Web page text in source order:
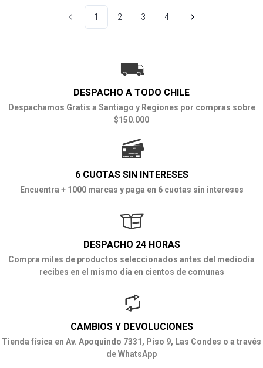
1 2 3 4
DESPACHO A TODO CHILE
Despachamos Gratis a Santiago y Regiones por compras sobre
$150.000
6 CUOTAS SIN INTERESES
Encuentra + 1000 marcas y paga en 6 cuotas sin intereses
DESPACHO 24 HORAS
Compra miles de productos seleccionados antes del mediodía
recibes en el mismo día en cientos de comunas
CAMBIOS Y DEVOLUCIONES
Tienda física en Av. Apoquindo 7331, Piso 9, Las Condes o a través
de WhatsApp